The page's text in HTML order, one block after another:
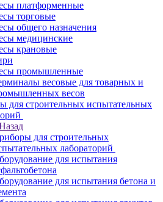
платформенные
торговые
общего назначения
медицинские
крановые
промышленные
весовые для товарных и
весов
для строительных испытательных
для строительных
лабораторий
для испытания
для испытания бетона и